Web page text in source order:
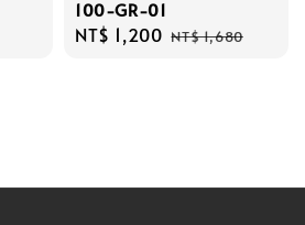
100-GR-01
Sale
NT$ 1,200 Regular
NT$ 1,680